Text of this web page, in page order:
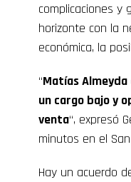
complicaciones y
horizonte con la
económica, la
“Matías
un cargo bajo y
venta“, expresó
minutos en el
Hay un acuerdo